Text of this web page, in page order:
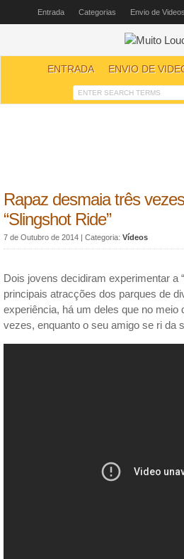
Entrada Categorias Envio de Videos
ENTRADA ENVIO DE
Rapaz desmaia três
“Slingshot Ride”
7 de Outubro de 2014 | Categoria: Vídeos
Dois jovens decidiram experimentar a
principais atracções dos parques de
experiência, há um deles que no meio
vezes, enquanto o seu amigo se ri da